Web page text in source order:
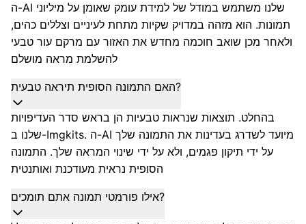
ה-AI שלנו משתמש במודל של למידת עומק שאומן על מיליוני
תמונות. הוא מזהה במדויק שקיות מתחת לעיניים וצללים כהים,
ולאחר מכן שואב חוכמה מחדש את האזור עם מרקם עור טבעי
להשלמת מראה מושלם
האם התמונה הסופית תיראה טבעית?
בהחלט. תוצאות שנראות טבעיות הן בראש סדר העדיפויות
שלנו ב-Imgkits. ה-AI מיועד לשדרג בעדינות את התמונה שלך
על ידי תיקון פגמים, ולא על ידי שינוי המראה שלך. התמונה
הסופית נראית מעודכנת ואותנטית
אילו פורמטי תמונה אתם תומכים?